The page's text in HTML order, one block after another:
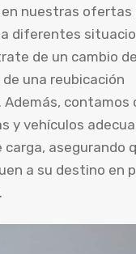
nuestras ofertas
diferentes
de un cambio de
una reubicación
Además, contamos
y vehículos
carga, asegurando
a su destino en